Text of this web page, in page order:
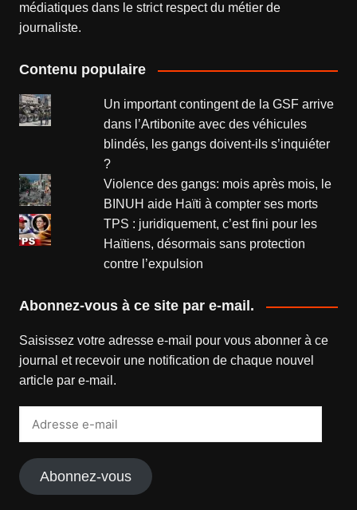
médiatiques dans le strict respect du métier de
journaliste.
Contenu populaire
Un important contingent de la GSF arrive
dans l’Artibonite avec des véhicules
blindés, les gangs doivent-ils s’inquiéter
?
Violence des gangs: mois après mois, le
BINUH aide Haïti à compter ses morts
TPS : juridiquement, c’est fini pour les
Haïtiens, désormais sans protection
contre l’expulsion
Abonnez-vous à ce site par e-mail.
Saisissez votre adresse e-mail pour vous abonner à ce
journal et recevoir une notification de chaque nouvel
article par e-mail.
Abonnez-vous